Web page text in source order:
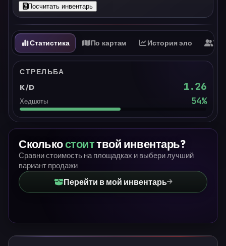
Посчитать инвентарь
Статистика По картам История эло
СТРЕЛЬБА
K/D
1.26
Хедшоты 54%
Сколькостоиттвой инвентарь?
Сравни стоимость на площадках и выбери лучший
вариант продажи
Перейти в мой инвентарь